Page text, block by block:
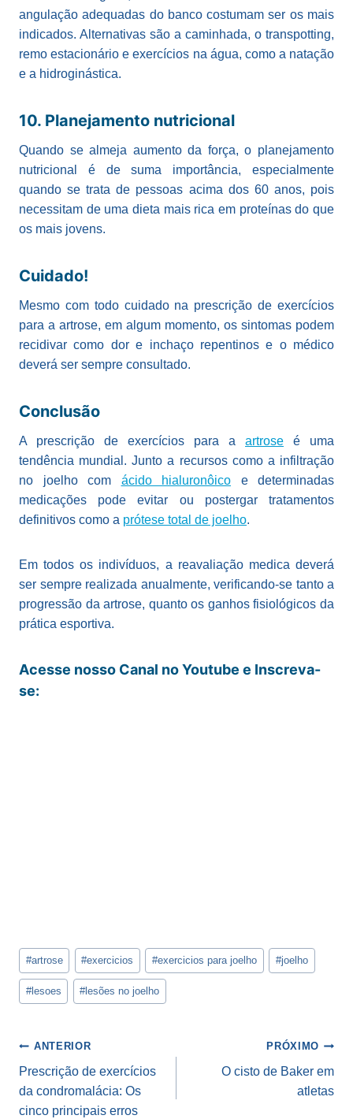
angulação adequadas do banco costumam ser os mais
indicados. Alternativas são a caminhada, o transpotting,
remo estacionário e exercícios na água, como a natação
e a hidroginástica.
10. Planejamento nutricional
Quando se almeja aumento da força, o planejamento
nutricional é de suma importância, especialmente
quando se trata de pessoas acima dos 60 anos, pois
necessitam de uma dieta mais rica em proteínas do que
os mais jovens.
Cuidado!
Mesmo com todo cuidado na prescrição de exercícios
para a artrose, em algum momento, os sintomas podem
recidivar como dor e inchaço repentinos e o médico
deverá ser sempre consultado.
Conclusão
A prescrição de exercícios para a artrose é uma
tendência mundial. Junto a recursos como a infiltração
no joelho com ácido hialuronôico e determinadas
medicações pode evitar ou postergar tratamentos
definitivos como a prótese total de joelho.
Em todos os indivíduos, a reavaliação medica deverá
ser sempre realizada anualmente, verificando-se tanto a
progressão da artrose, quanto os ganhos fisiológicos da
prática esportiva.
Acesse nosso Canal no Youtube e Inscreva-
se:
Tags
do
Post:
#artrose #exercicios #exercicios para joelho #joelho
#lesoes #lesões no joelho
Navegação
de
Post
ANTERIOR
Prescrição de exercícios
da condromalácia: Os
cinco principais erros
PRÓXIMO
O cisto de Baker em
atletas